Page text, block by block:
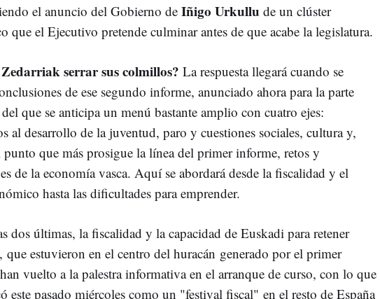
el anuncio del Gobierno de Iñigo Urkullu de un clúster
que el Ejecutivo pretende culminar antes de que acabe la legislatura.
serrar sus colmillos? La respuesta llegará cuando se
de ese segundo informe, anunciado ahora para la parte
que se anticipa un menú bastante amplio con cuatro ejes:
al desarrollo de la juventud, paro y cuestiones sociales, cultura y,
punto que más prosigue la línea del primer informe, retos y
de la economía vasca. Aquí se abordará desde la fiscalidad y el
hasta las dificultades para emprender.
dos últimas, la fiscalidad y la capacidad de Euskadi para retener
que estuvieron en el centro del huracán generado por el primer
vuelto a la palestra informativa en el arranque de curso, con lo que
este pasado miércoles como un "festival fiscal" en el resto de España